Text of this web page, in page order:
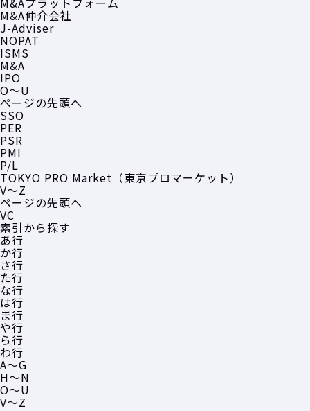
M&A仲介会社
J-Adviser
NOPAT
ISMS
M&A
IPO
O〜U
ページの先頭へ
SSO
PER
PSR
PMI
P/L
TOKYO PRO Market（東京プロマーケット）
V〜Z
ページの先頭へ
VC
索引から探す
あ行
か行
さ行
た行
な行
は行
ま行
や行
ら行
わ行
A〜G
H〜N
O〜U
V〜Z